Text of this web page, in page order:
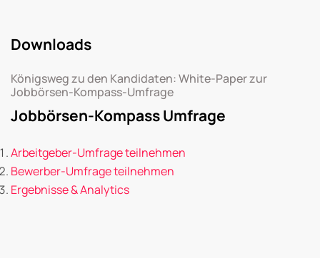
Downloads
Königsweg zu den Kandidaten: White-Paper zur
Jobbörsen-Kompass-Umfrage
Jobbörsen-Kompass Umfrage
Arbeitgeber-Umfrage teilnehmen
Bewerber-Umfrage teilnehmen
Ergebnisse & Analytics